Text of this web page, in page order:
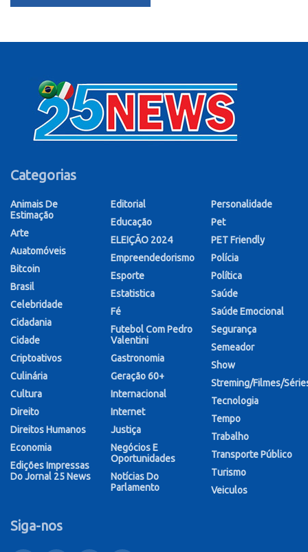
Categorias
Animais De
Estimação
Arte
Auatomóveis
Bitcoin
Brasil
Celebridade
Cidadania
Cidade
Criptoativos
Culinária
Cultura
Direito
Direitos Humanos
Economia
Edições Impressas
Do Jornal 25 News
Editorial
Educação
ELEIÇÃO 2024
Empreendedorismo
Esporte
Estatistica
Fé
Futebol Com Pedro
Valentini
Gastronomia
Geração 60+
Internacional
Internet
Justiça
Negócios E
Oportunidades
Notícias Do
Parlamento
Personalidade
Pet
PET Friendly
Polícia
Política
Saúde
Saúde Emocional
Segurança
Semeador
Show
Streming/Filmes/
Tecnologia
Tempo
Trabalho
Transporte Público
Turismo
Veiculos
Siga-nos